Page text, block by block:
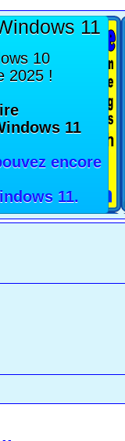
11
10
2025 !
11
encore
11.